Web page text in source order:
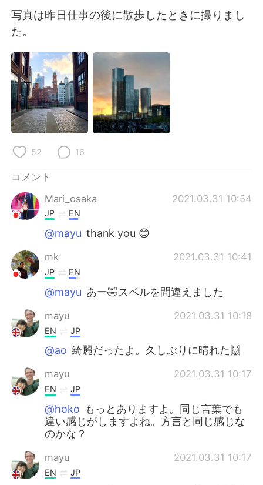
写真は昨日仕事の後に散歩したときに撮りまし
た。
52 16
コメント
Mari_osaka
2021.03.31 10:54
JP EN
@mayu thank you 😊
mk 2021.03.31 10:41
JP EN
@mayu あー🤣スペルを間違えました
mayu 2021.03.31 10:18
EN JP
@ao 綺麗だったよ。久しぶりに晴れた🙌
mayu 2021.03.31 10:17
EN JP
@hoko もっとありますよ。同じ言葉でも
違い感じがしますよね。方言と同じ感じな
のかな？
mayu 2021.03.31 10:17
EN JP